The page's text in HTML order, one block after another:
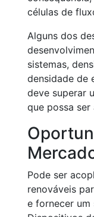
células de
Alguns dos
sistemas,
densidade de
deve superar
que possa ser
Pode ser
renováveis
e fornecer um